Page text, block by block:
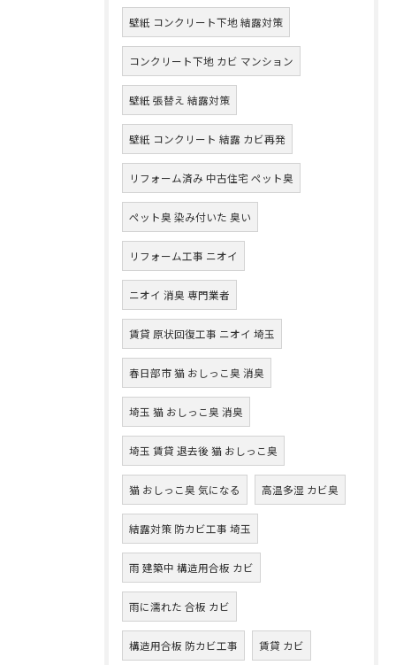
壁紙 コンクリート下地 結露対策
コンクリート下地 カビ マンション
壁紙 張替え 結露対策
壁紙 コンクリート 結露 カビ再発
リフォーム済み 中古住宅 ペット臭
ペット臭 染み付いた 臭い
リフォーム工事 ニオイ
ニオイ 消臭 専門業者
賃貸 原状回復工事 ニオイ 埼玉
春日部市 猫 おしっこ臭 消臭
埼玉 猫 おしっこ臭 消臭
埼玉 賃貸 退去後 猫 おしっこ臭
猫 おしっこ臭 気になる 高温多湿 カビ臭
結露対策 防カビ工事 埼玉
雨 建築中 構造用合板 カビ
雨に濡れた 合板 カビ
構造用合板 防カビ工事 賃貸 カビ